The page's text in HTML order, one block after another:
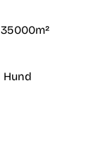
Hund